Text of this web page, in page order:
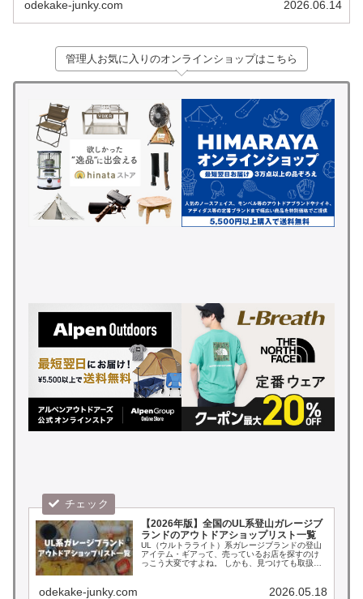
odekake-junky.com 2026.06.14
管理人お気に入りのオンラインショップはこちら
【2026年版】全国のUL系登山ガレージブ
ランドのアウトドアショップリスト一覧
UL（ウルトラライト）系ガレージブランドの登山
アイテム・ギアって、売っているお店を探すのけ
っこう大変ですよね。 しかも、見つけても取扱数
odekake-junky.com 2026.05.18